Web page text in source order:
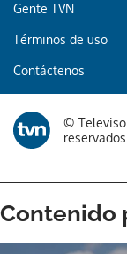
Gente TVN
Términos de uso
Contáctenos
©
reservados